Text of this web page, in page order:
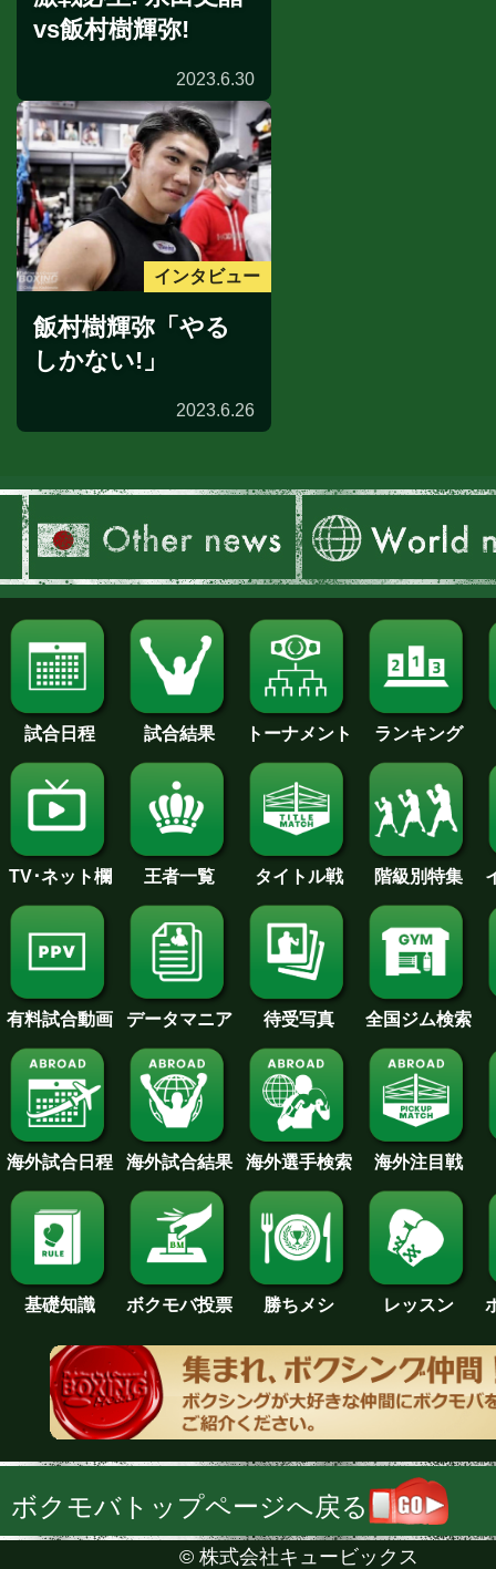
vs飯村樹輝弥!
2023.6.30
インタビュー
飯村樹輝弥「やる
しかない!」
2023.6.26
試合日程 試合結果 トーナメント ランキング
TV･ネット欄 王者一覧 タイトル戦 階級別特集
有料試合動画 データマニア 待受写真 全国ジム検索
海外試合日程 海外試合結果 海外選手検索 海外注目戦
基礎知識 ボクモバ投票 勝ちメシ レッスン
ボクモバトップページへ戻る
© 株式会社キュービックス